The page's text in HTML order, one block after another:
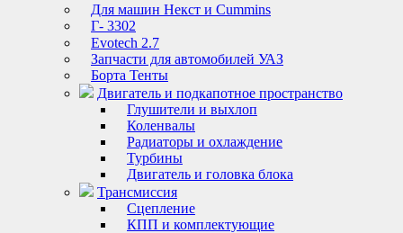
Для машин Некст и Cummins
Г- 3302
Evotech 2.7
Запчасти для автомобилей УАЗ
Борта Тенты
Двигатель и подкапотное пространство
Глушители и выхлоп
Коленвалы
Радиаторы и охлаждение
Турбины
Двигатель и головка блока
Трансмиссия
Сцепление
КПП и комплектующие